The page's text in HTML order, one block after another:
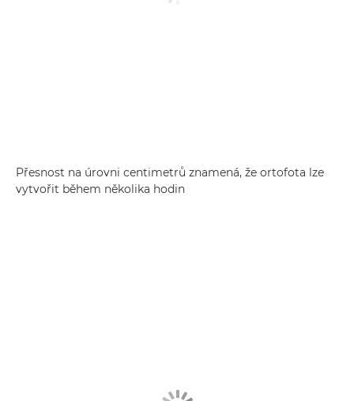
Přesnost na úrovni centimetrů znamená, že ortofota lze
vytvořit během několika hodin